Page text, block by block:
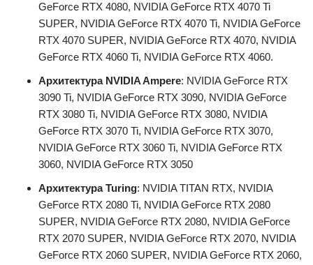
GeForce RTX 4080, NVIDIA GeForce RTX 4070 Ti
SUPER, NVIDIA GeForce RTX 4070 Ti, NVIDIA GeForce
RTX 4070 SUPER, NVIDIA GeForce RTX 4070, NVIDIA
GeForce RTX 4060 Ti, NVIDIA GeForce RTX 4060.
Архитектура NVIDIA Ampere: NVIDIA GeForce RTX
3090 Ti, NVIDIA GeForce RTX 3090, NVIDIA GeForce
RTX 3080 Ti, NVIDIA GeForce RTX 3080, NVIDIA
GeForce RTX 3070 Ti, NVIDIA GeForce RTX 3070,
NVIDIA GeForce RTX 3060 Ti, NVIDIA GeForce RTX
3060, NVIDIA GeForce RTX 3050
Архитектура Turing: NVIDIA TITAN RTX, NVIDIA
GeForce RTX 2080 Ti, NVIDIA GeForce RTX 2080
SUPER, NVIDIA GeForce RTX 2080, NVIDIA GeForce
RTX 2070 SUPER, NVIDIA GeForce RTX 2070, NVIDIA
GeForce RTX 2060 SUPER, NVIDIA GeForce RTX 2060,